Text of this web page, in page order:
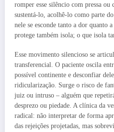
romper esse silêncio com pressa
sustentá-lo, acolhê-lo como parte
nele se esconde tanto a dor quanto
protege também isola; o que isola
Esse movimento silencioso se
transferencial. O paciente oscila
possível continente e desconfiar
ridicularização. Surge o risco de
juiz ou intruso – alguém que
desprezo ou piedade. A clínica da
radical: não interpretar de forma
das rejeições projetadas, mas